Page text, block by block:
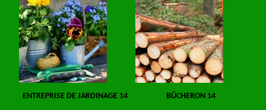
ENTREPRISE DE JARDINAGE 14 BÛCHERON 14